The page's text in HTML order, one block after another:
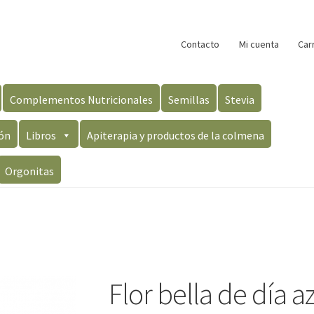
Contacto Mi cuenta
Complementos Nutricionales Semillas Stevia
Libros Apiterapia y productos de la colmena
Orgonitas
Flor bella de día